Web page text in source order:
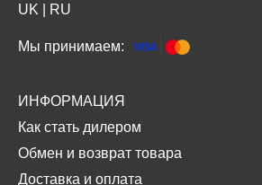
UK RU
Мы принимаем:
ИНФОРМАЦИЯ
Как стать дилером
Обмен и возврат товара
Доставка и оплата